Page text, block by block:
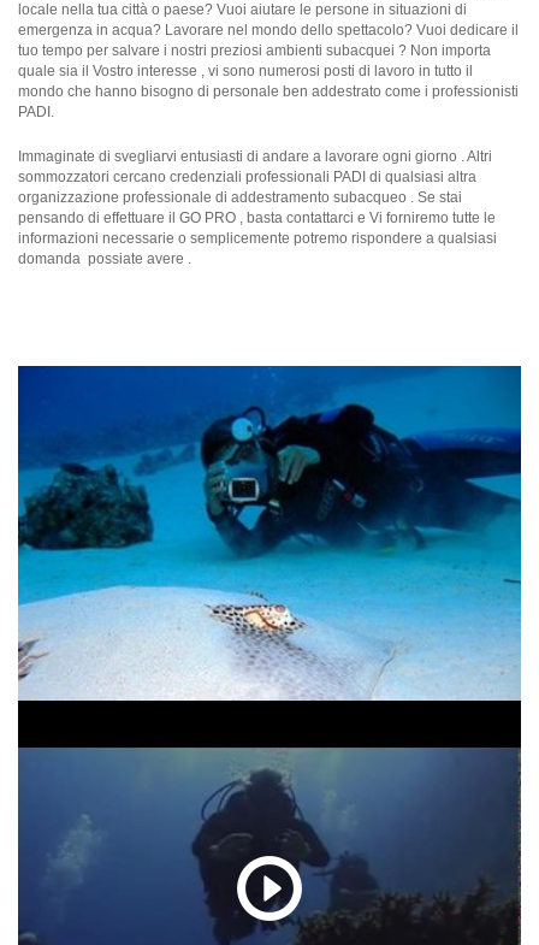
locale nella tua città o paese? Vuoi aiutare le persone in situazioni di
emergenza in acqua? Lavorare nel mondo dello spettacolo? Vuoi dedicare il
tuo tempo per salvare i nostri preziosi ambienti subacquei ? Non importa
quale sia il Vostro interesse , vi sono numerosi posti di lavoro in tutto il
mondo che hanno bisogno di personale ben addestrato come i professionisti
PADI.
Immaginate di svegliarvi entusiasti di andare a lavorare ogni giorno . Altri
sommozzatori cercano credenziali professionali PADI di qualsiasi altra
organizzazione professionale di addestramento subacqueo . Se stai
pensando di effettuare il GO PRO , basta contattarci e Vi forniremo tutte le
informazioni necessarie o semplicemente potremo rispondere a qualsiasi
domanda possiate avere .